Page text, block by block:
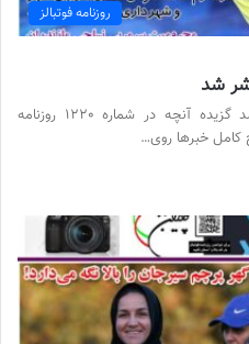
روزنامه فوتبالز
شماره 1220 روزنامه فوتبالز منتشر شد گزیده آنچه در شماره 1220 روزنامه
کامل خبرها روی…